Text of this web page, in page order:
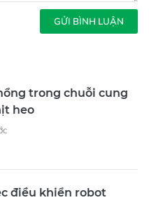
GỬI BÌNH LUẬN
trong chuỗi cung
heo
điều khiển robot